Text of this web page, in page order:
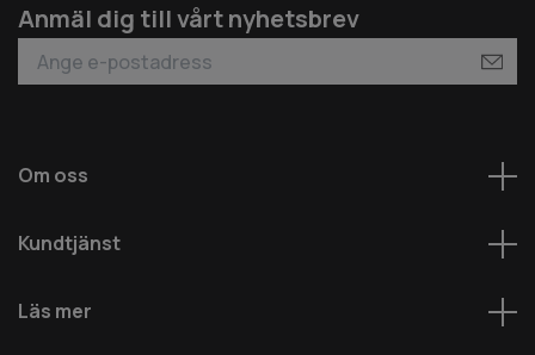
Anmäl dig till vårt nyhetsbrev
Om oss
Kundtjänst
Läs mer